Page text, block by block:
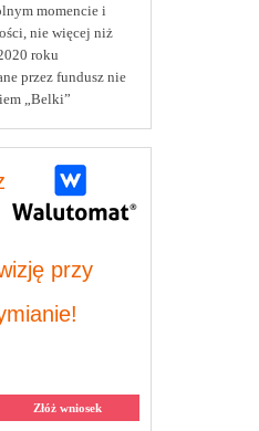
momencie i
nie więcej niż
roku
przez fundusz nie
„Belki”
przy
Złóż wniosek